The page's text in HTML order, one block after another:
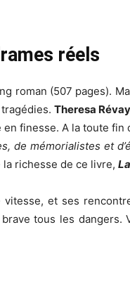
réels
roman (507 pages).
Theresa Révay
finesse. A la toute fin
de mémorialistes et
la richesse de ce livre,
vitesse, et ses
tous les dangers.